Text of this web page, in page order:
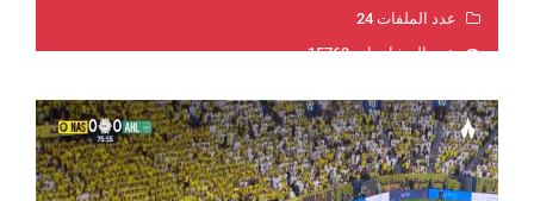
عدد الملفات 24
عدد المشاهدات 15763